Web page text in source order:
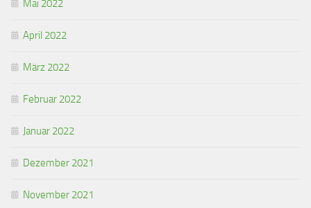
Mai 2022
April 2022
März 2022
Februar 2022
Januar 2022
Dezember 2021
November 2021